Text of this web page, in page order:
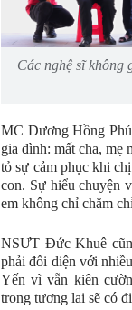
Các nghệ sĩ không
MC Dương Hồng
gia đình: mất cha, mẹ
tỏ sự cảm phục khi
con. Sự hiểu chuyện
em không chỉ chăm
NSƯT Đức Khuê
phải đối diện với
Yến vì vẫn kiên
trong tương lai sẽ có